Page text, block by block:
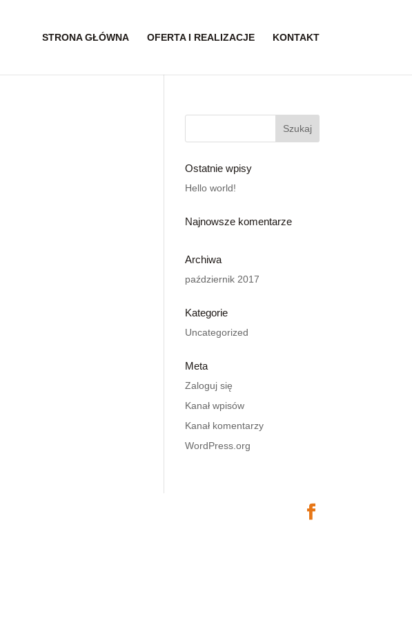
STRONA GŁÓWNA OFERTA I REALIZACJE KONTAKT
Ostatnie wpisy
Hello world!
Najnowsze komentarze
Archiwa
październik 2017
Kategorie
Uncategorized
Meta
Zaloguj się
Kanał wpisów
Kanał komentarzy
WordPress.org